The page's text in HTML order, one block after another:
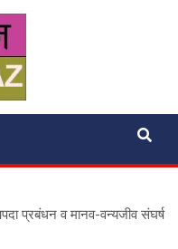
प्रबंधन व मानव-वन्यजीव संघर्ष